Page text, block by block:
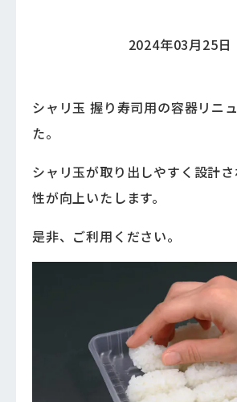
2024年03月25日
シャリ玉 握り寿司用の容器リニ
た。
シャリ玉が取り出しやすく設計
性が向上いたします。
是非、ご利用ください。